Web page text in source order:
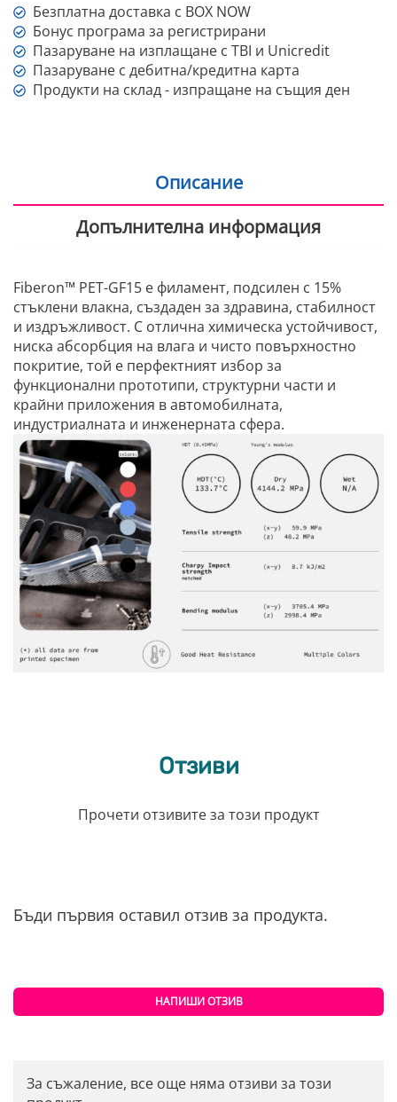
Безплатна доставка с BOX NOW
Бонус програма за регистрирани
Пазаруване на изплащане с TBI и Unicredit
Пазаруване с дебитна/кредитна карта
Продукти на склад - изпращане на същия ден
Описание
Допълнителна информация
Fiberon™ PET-GF15 е филамент, подсилен с 15%
стъклени влакна, създаден за здравина, стабилност
и издръжливост. С отлична химическа устойчивост,
ниска абсорбция на влага и чисто повърхностно
покритие, той е перфектният избор за
функционални прототипи, структурни части и
крайни приложения в автомобилната,
индустриалната и инженерната сфера.
Отзиви
Прочети отзивите за този продукт
Бъди първия оставил отзив за продукта.
НАПИШИ ОТЗИВ
За съжаление, все още няма отзиви за този